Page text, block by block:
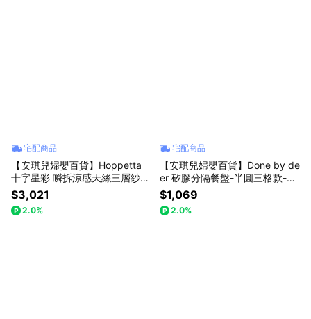
宅配商品
【安琪兒婦嬰百貨】Hoppetta
十字星彩 瞬拆涼感天絲三層紗防
踢背心(可拆替換透氣排汗網眼
布-0-3歲-粉藍
$3,021
2.0%
宅配商品
【安琪兒婦嬰百貨】Done by de
er 矽膠分隔餐盤-半圓三格款-米
色
$1,069
2.0%